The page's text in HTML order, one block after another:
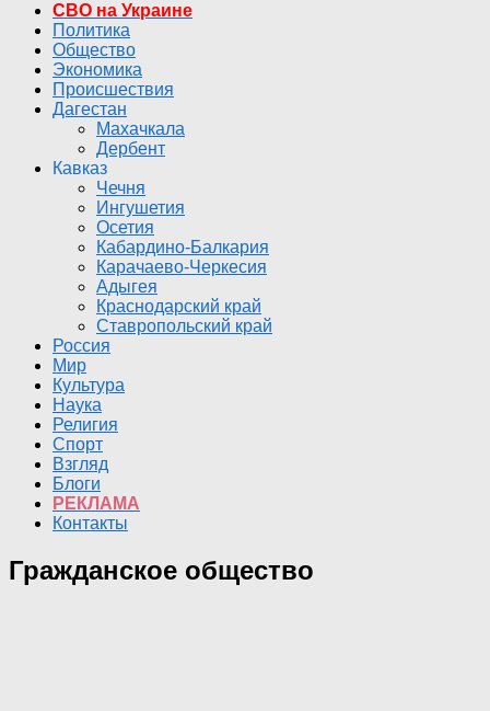
СВО на Украине
Политика
Общество
Экономика
Происшествия
Дагестан
Махачкала
Дербент
Кавказ
Чечня
Ингушетия
Осетия
Кабардино-Балкария
Карачаево-Черкесия
Адыгея
Краснодарский край
Ставропольский край
Россия
Мир
Культура
Наука
Религия
Спорт
Взгляд
Блоги
РЕКЛАМА
Контакты
Гражданское общество